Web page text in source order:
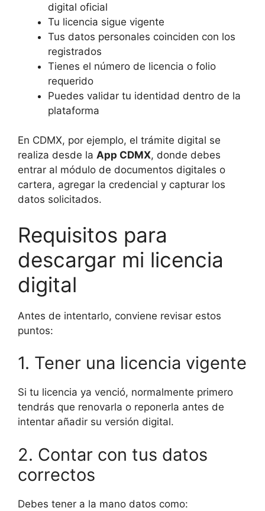
digital oficial
Tu licencia sigue vigente
Tus datos personales coinciden con los
registrados
Tienes el número de licencia o folio
requerido
Puedes validar tu identidad dentro de la
plataforma
En CDMX, por ejemplo, el trámite digital se
realiza desde la App CDMX, donde debes
entrar al módulo de documentos digitales o
cartera, agregar la credencial y capturar los
datos solicitados.
Requisitos para
descargar mi licencia
digital
Antes de intentarlo, conviene revisar estos
puntos:
1. Tener una licencia vigente
Si tu licencia ya venció, normalmente primero
tendrás que renovarla o reponerla antes de
intentar añadir su versión digital.
2. Contar con tus datos
correctos
Debes tener a la mano datos como: